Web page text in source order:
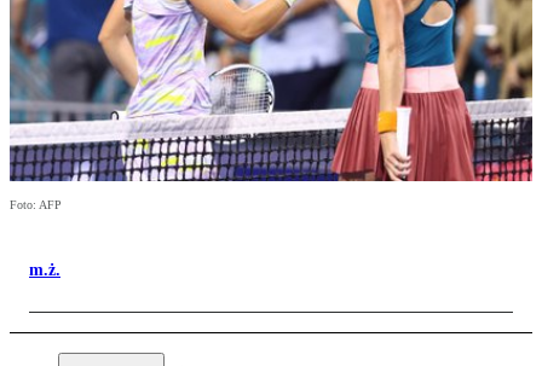
Foto: AFP
m.ż.